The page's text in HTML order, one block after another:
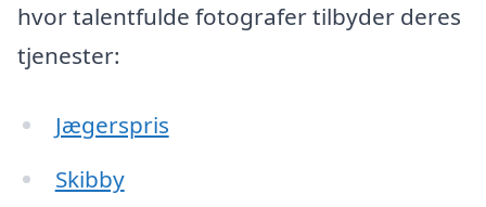
hvor talentfulde fotografer tilbyder deres
tjenester:
Jægerspris
Skibby